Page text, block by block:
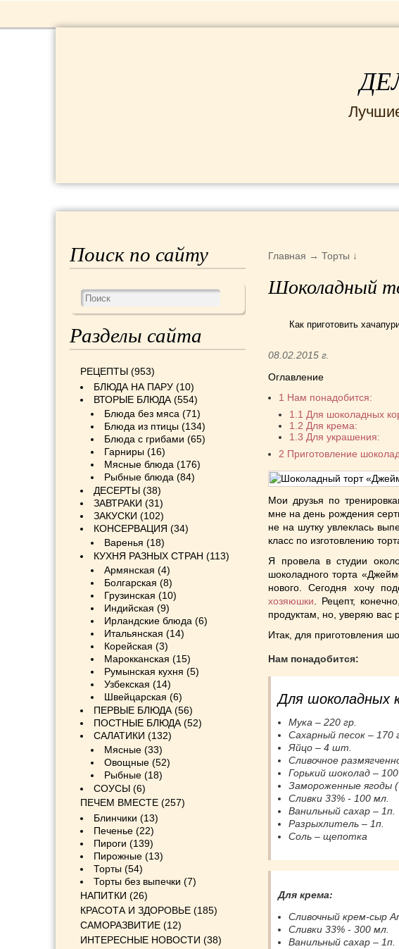
Главная →Торты ↓
Шоколадный
Как приготовить
08.02.2015 г.
Оглавление
1 Нам понадобится:
1.1 Для шоколадных
1.2 Для крема:
1.3 Для украшения:
2 Приготовление
Мои друзья по
мне на день рождения
не на шутку увлеклась
класс по изготовлению
Я провела в студии
шоколадного торта
нового. Сегодня хочу
хозяюшки . Рецепт,
продуктам, но, уверяю вас
Итак, для приготовления
Нам понадобится:
Для шоколадных
Мука – 220 гр.
Сахарный песок – 170
Яйцо – 4 шт.
Сливочное
Горький шоколад – 100
Замороженные ягоды
Сливки 33% - 100 мл.
Ванильный сахар – 1п.
Разрыхлитель – 1п.
Соль – щепотка
Для крема:
Сливочный крем-сыр
Сливки 33% - 300 мл.
Ванильный сахар – 1п.
Поиск по сайту
Разделы сайта
РЕЦЕПТЫ (953)
БЛЮДА НА ПАРУ (10)
ВТОРЫЕ БЛЮДА (554)
Блюда без мяса (71)
Блюда из птицы (134)
Блюда с грибами (65)
Гарниры (16)
Мясные блюда (176)
Рыбные блюда (84)
ДЕСЕРТЫ (38)
ЗАВТРАКИ (31)
ЗАКУСКИ (102)
КОНСЕРВАЦИЯ (34)
Варенья (18)
КУХНЯ РАЗНЫХ СТРАН (113)
Армянская (4)
Болгарская (8)
Грузинская (10)
Индийская (9)
Ирландские блюда (6)
Итальянская (14)
Корейская (3)
Марокканская (15)
Румынская кухня (5)
Узбекская (14)
Швейцарская (6)
ПЕРВЫЕ БЛЮДА (56)
ПОСТНЫЕ БЛЮДА (52)
САЛАТИКИ (132)
Мясные (33)
Овощные (52)
Рыбные (18)
СОУСЫ (6)
ПЕЧЕМ ВМЕСТЕ (257)
Блинчики (13)
Печенье (22)
Пироги (139)
Пирожные (13)
Торты (54)
Торты без выпечки (7)
НАПИТКИ (26)
КРАСОТА И ЗДОРОВЬЕ (185)
САМОРАЗВИТИЕ (12)
ИНТЕРЕСНЫЕ НОВОСТИ (38)